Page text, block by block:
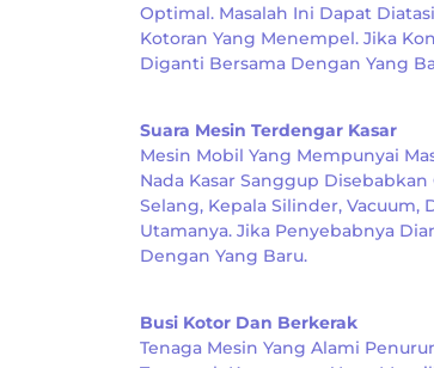
Optimal. Masalah Ini Dapat
Kotoran Yang Menempel. Jika
Diganti Bersama Dengan Yang
Suara Mesin Terdengar Kasar
Mesin Mobil Yang Mempunyai
Nada Kasar Sanggup
Selang, Kepala Silinder, Vacuum,
Utamanya. Jika Penyebabnya
Dengan Yang Baru.
Busi Kotor Dan Berkerak
Tenaga Mesin Yang Alami